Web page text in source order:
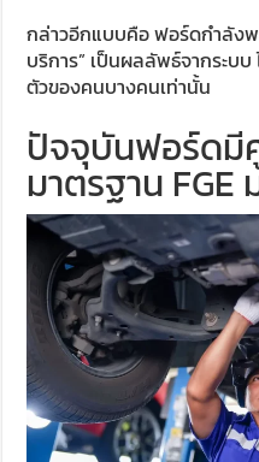
กล่าวอีกแบบคือ ฟอร์ดกำลัง
บริการ” เป็นผลลัพธ์จากระบ
ตัวของคนบางคนเท่านั้น
ปัจจุบันฟอร์ดมี
มาตรฐาน FGE